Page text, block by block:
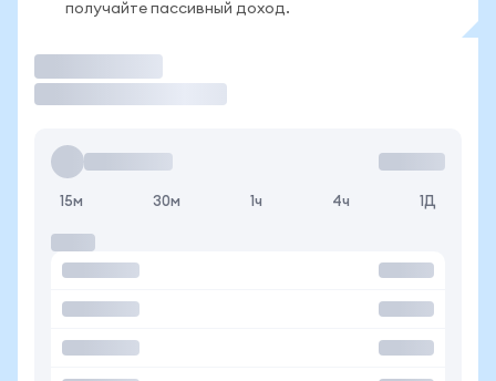
получайте пассивный доход.
15м 30м 1ч 4ч 1Д